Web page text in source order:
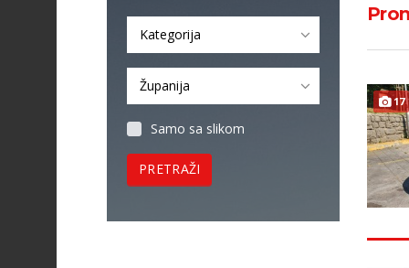
Kategorija
Županija
Samo sa slikom
PRETRAŽI
17